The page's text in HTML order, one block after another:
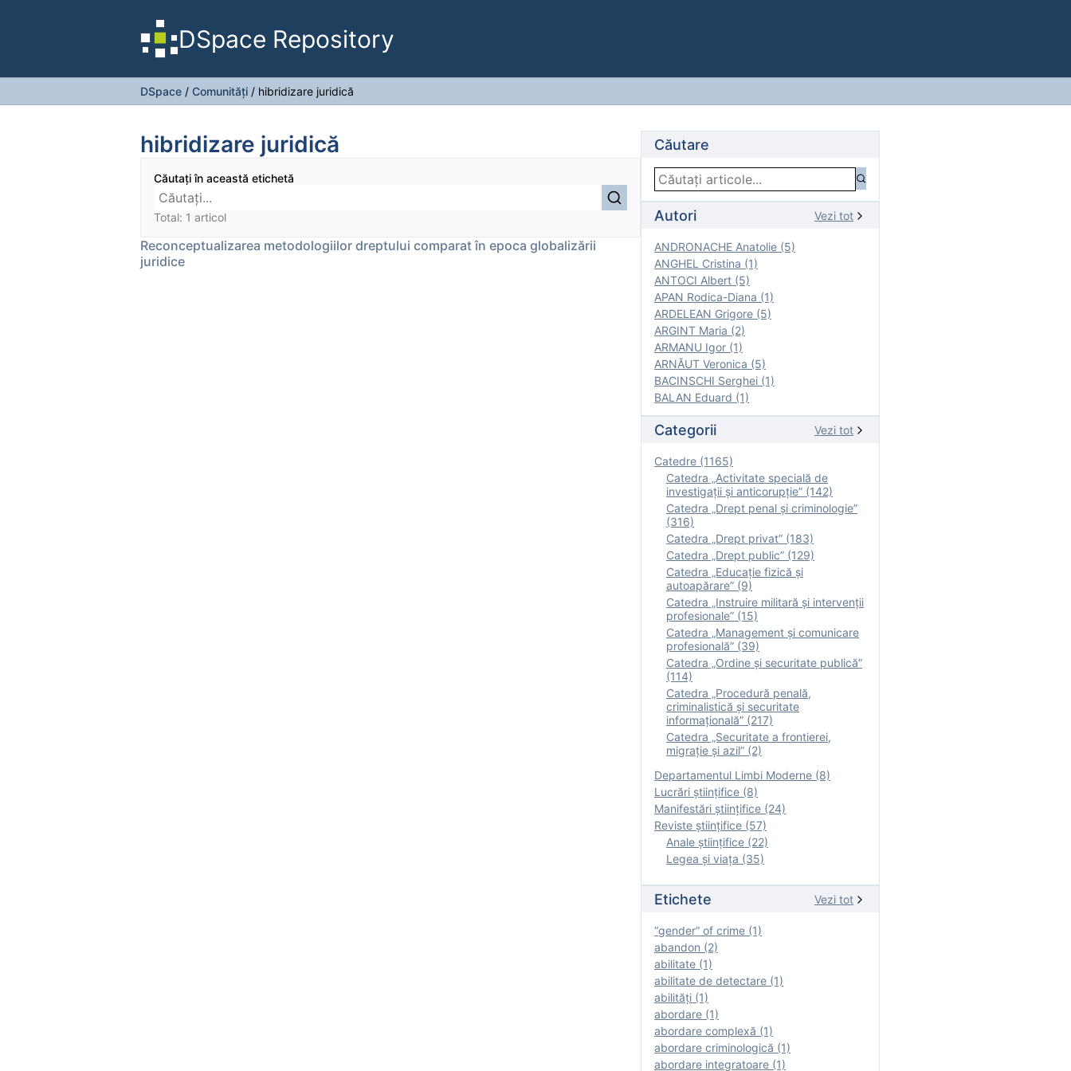
DSpace Repository
DSpace / Comunități / hibridizare juridică
hibridizare juridică
Căutați în această etichetă
Total: 1 articol
Reconceptualizarea metodologiilor dreptului comparat în epoca globalizării
juridice
Căutare
Autori Vezi tot
ANDRONACHE Anatolie (5)
ANGHEL Cristina (1)
ANTOCI Albert (5)
APAN Rodica-Diana (1)
ARDELEAN Grigore (5)
ARGINT Maria (2)
ARMANU Igor (1)
ARNĂUT Veronica (5)
BACINSCHI Serghei (1)
BALAN Eduard (1)
Categorii Vezi tot
Catedre (1165)
Catedra „Activitate specială de
investigaţii şi anticorupție” (142)
Catedra „Drept penal și criminologie”
(316)
Catedra „Drept privat” (183)
Catedra „Drept public” (129)
Catedra „Educație fizică şi
autoapărare” (9)
Catedra „Instruire militară şi intervenţii
profesionale” (15)
Catedra „Management și comunicare
profesională” (39)
Catedra „Ordine și securitate publică”
(114)
Catedra „Procedură penală,
criminalistică și securitate
informațională” (217)
Catedra „Securitate a frontierei,
migrație și azil” (2)
Departamentul Limbi Moderne (8)
Lucrări științifice (8)
Manifestări ştiinţifice (24)
Reviste ştiinţifice (57)
Anale ştiinţifice (22)
Legea şi viaţa (35)
Etichete Vezi tot
“gender” of crime (1)
abandon (2)
abilitate (1)
abilitate de detectare (1)
abilităţi (1)
abordare (1)
abordare complexă (1)
abordare criminologică (1)
abordare integratoare (1)